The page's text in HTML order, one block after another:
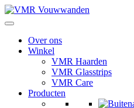
Over ons
Winkel
VMR Haarden
VMR Glasstrips
VMR Care
Producten